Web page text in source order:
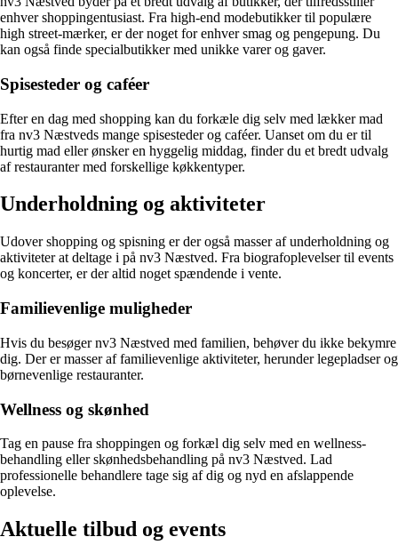
enhver shoppingentusiast. Fra high-end modebutikker til populære
high street-mærker, er der noget for enhver smag og pengepung. Du
kan også finde specialbutikker med unikke varer og gaver.
Spisesteder og caféer
Efter en dag med shopping kan du forkæle dig selv med lækker mad
fra nv3 Næstveds mange spisesteder og caféer. Uanset om du er til
hurtig mad eller ønsker en hyggelig middag, finder du et bredt udvalg
af restauranter med forskellige køkkentyper.
Underholdning og aktiviteter
Udover shopping og spisning er der også masser af underholdning og
aktiviteter at deltage i på nv3 Næstved. Fra biografoplevelser til events
og koncerter, er der altid noget spændende i vente.
Familievenlige muligheder
Hvis du besøger nv3 Næstved med familien, behøver du ikke bekymre
dig. Der er masser af familievenlige aktiviteter, herunder legepladser og
børnevenlige restauranter.
Wellness og skønhed
Tag en pause fra shoppingen og forkæl dig selv med en wellness-
behandling eller skønhedsbehandling på nv3 Næstved. Lad
professionelle behandlere tage sig af dig og nyd en afslappende
oplevelse.
Aktuelle tilbud og events